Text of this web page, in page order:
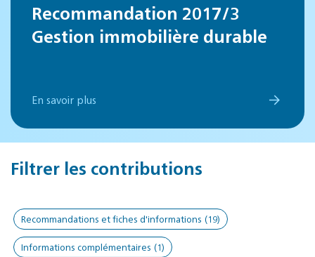
Recommandation 2017/3
Gestion immobilière durable
En savoir plus
Filtrer les contributions
Recommandations et fiches d'informations (19)
Informations complémentaires (1)